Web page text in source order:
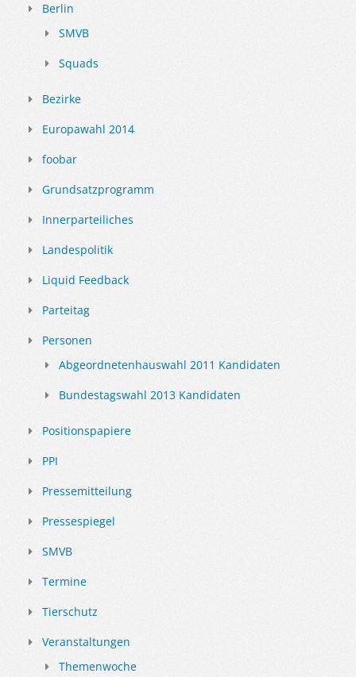
Berlin
SMVB
Squads
Bezirke
Europawahl 2014
foobar
Grundsatzprogramm
Innerparteiliches
Landespolitik
Liquid Feedback
Parteitag
Personen
Abgeordnetenhauswahl 2011 Kandidaten
Bundestagswahl 2013 Kandidaten
Positionspapiere
PPI
Pressemitteilung
Pressespiegel
SMVB
Termine
Tierschutz
Veranstaltungen
Themenwoche